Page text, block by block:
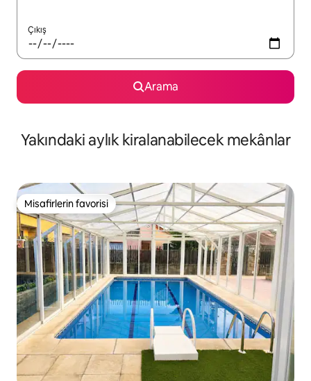
Çıkış
Arama
Yakındaki aylık kiralanabilecek mekânlar
Misafirlerin favorisi
Misafirlerin favorisi